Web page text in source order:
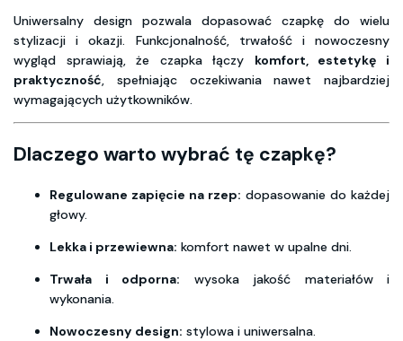
Uniwersalny design pozwala dopasować czapkę do wielu
stylizacji i okazji. Funkcjonalność, trwałość i nowoczesny
wygląd sprawiają, że czapka łączy komfort, estetykę i
praktyczność, spełniając oczekiwania nawet najbardziej
wymagających użytkowników.
Dlaczego warto wybrać tę czapkę?
Regulowane zapięcie na rzep: dopasowanie do każdej
głowy.
Lekka i przewiewna: komfort nawet w upalne dni.
Trwała i odporna: wysoka jakość materiałów i
wykonania.
Nowoczesny design: stylowa i uniwersalna.